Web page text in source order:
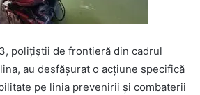
polițiștii de frontieră din cadrul
au desfăşurat o acţiune specifică
pe linia prevenirii şi combaterii